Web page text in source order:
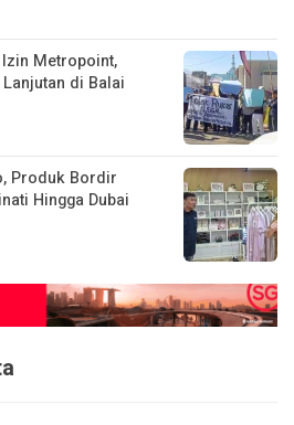
Metropoint,
di Balai
Produk Bordir
Hingga Dubai